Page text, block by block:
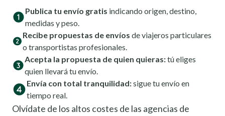
Publica tu envío gratis indicando origen, destino,
medidas y peso.
Recibe propuestas de envíos de viajeros particulares
o transportistas profesionales.
Acepta la propuesta de quien quieras:tú eliges
quien llevará tu envío.
Envía con total tranquilidad:sigue tu envío en
tiempo real.
Olvídate de los altos costes de las agencias de